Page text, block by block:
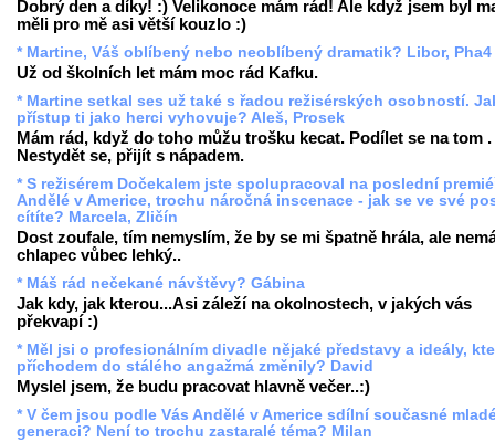
Dobrý den a díky! :) Velikonoce mám rád! Ale když jsem byl
měli pro mě asi větší kouzlo :)
* Martine, Váš oblíbený nebo neoblíbený dramatik? Libor, Pha4
Už od školních let mám moc rád Kafku.
* Martine setkal ses už také s řadou režisérských osobností.
přístup ti jako herci vyhovuje? Aleš, Prosek
Mám rád, když do toho můžu trošku kecat. Podílet se na tom .
Nestydět se, přijít s nápadem.
* S režisérem Dočekalem jste spolupracoval na poslední
Andělé v Americe, trochu náročná inscenace - jak se ve své
cítíte? Marcela, Zličín
Dost zoufale, tím nemyslím, že by se mi špatně hrála, ale
chlapec vůbec lehký..
* Máš rád nečekané návštěvy? Gábina
Jak kdy, jak kterou...Asi záleží na okolnostech, v jakých vás
překvapí :)
* Měl jsi o profesionálním divadle nějaké představy a ideály,
příchodem do stálého angažmá změnily? David
Myslel jsem, že budu pracovat hlavně večer..:)
* V čem jsou podle Vás Andělé v Americe sdílní současné
generaci? Není to trochu zastaralé téma? Milan